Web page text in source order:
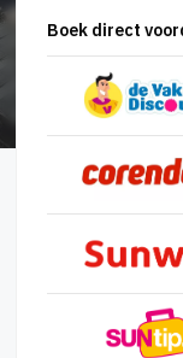
Boek direct